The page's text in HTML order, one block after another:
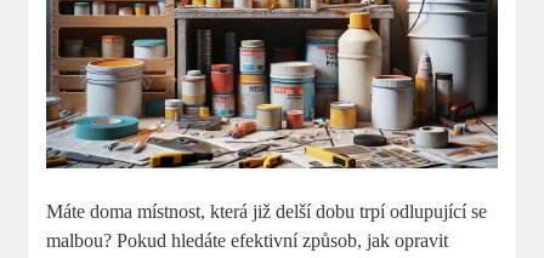
Máte doma místnost, která již delší dobu trpí odlupující se
malbou? Pokud hledáte efektivní způsob, jak opravit